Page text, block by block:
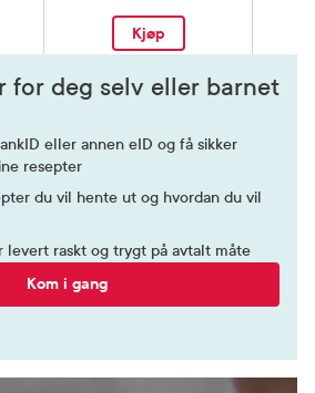
Kjøp
for deg selv eller barnet
eller annen eID og få sikker
resepter
du vil hente ut og hvordan du vil
levert raskt og trygt på avtalt måte
Kom i gang